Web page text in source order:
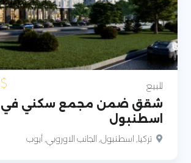
للبيع $
شقق ضمن مجمع سكني في
اسطنبول
تركيا, اسطنبول, الجانب الاوروبي, أيوب